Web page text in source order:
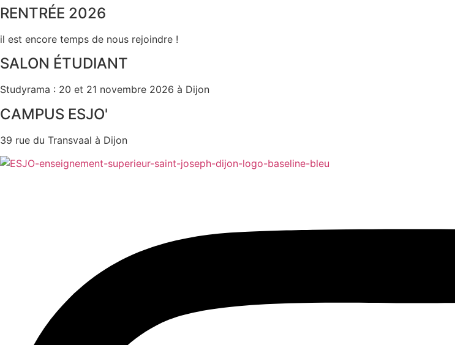
Aller
au
contenu
RENTRÉE 2026
il est encore temps de nous rejoindre !
SALON ÉTUDIANT
Studyrama : 20 et 21 novembre 2026 à Dijon
CAMPUS ESJO'
39 rue du Transvaal à Dijon